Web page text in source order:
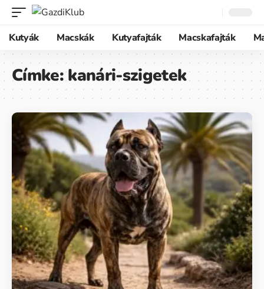
Kutyák Macskák Kutyafajták Macskafajták
Címke:kanári-szigetek